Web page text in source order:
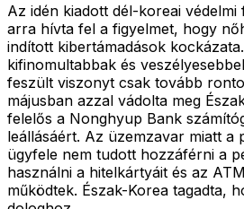
Az idén kiadott dél-koreai
arra hívta fel a figyelmet, hogy
indított kibertámadások
kifinomultabbak és
feszült viszonyt csak tovább
májusban azzal vádolta meg
felelős a Nonghyup Bank
leállásáért. Az üzemzavar miatt a
ügyfele nem tudott hozzáférni a
használni a hitelkártyáit és az
működtek. Észak-Korea tagadta,